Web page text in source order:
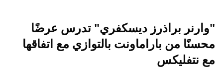
"وارنر براذرز ديسكفري" تدرس عرضًا
محسنًا من باراماونت بالتوازي مع اتفاقها
مع نتفليكس